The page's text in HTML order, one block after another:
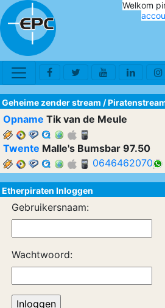
Welkom
Geheime zender stream /
Opname Tik van de Meule
Twente Malle's Bumsbar 97.50
0646462070
Etherpiraten Inloggen
Gebruikersnaam:
Wachtwoord: